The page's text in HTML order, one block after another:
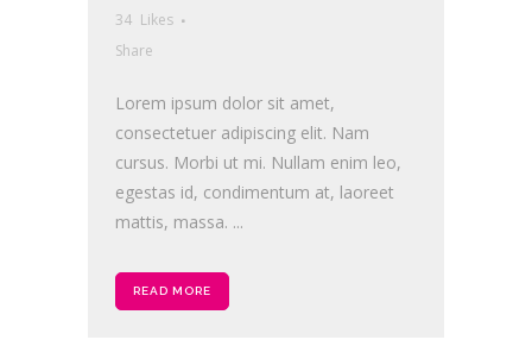
34 Likes
Share
Lorem ipsum dolor sit amet,
consectetuer adipiscing elit. Nam
cursus. Morbi ut mi. Nullam enim leo,
egestas id, condimentum at, laoreet
mattis, massa. ...
READ MORE